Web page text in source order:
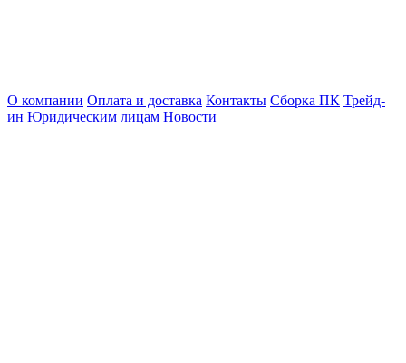
О компании Оплата и доставка Контакты Сборка ПК Трейд-
ин Юридическим лицам Новости